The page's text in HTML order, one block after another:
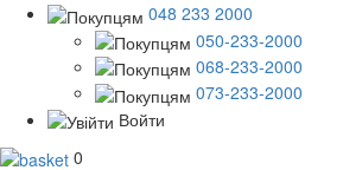
048 233 2000
050-233-2000
068-233-2000
073-233-2000
Войти
0